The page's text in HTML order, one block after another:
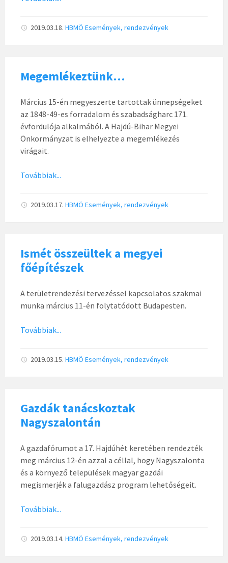
2019.03.18. HBMÖ Események, rendezvények
Megemlékeztünk…
Március 15-én megyeszerte tartottak ünnepségeket
az 1848-49-es forradalom és szabadságharc 171.
évfordulója alkalmából. A Hajdú-Bihar Megyei
Önkormányzat is elhelyezte a megemlékezés
virágait.
Továbbiak...
2019.03.17. HBMÖ Események, rendezvények
Ismét összeültek a megyei
főépítészek
A területrendezési tervezéssel kapcsolatos szakmai
munka március 11-én folytatódott Budapesten.
Továbbiak...
2019.03.15. HBMÖ Események, rendezvények
Gazdák tanácskoztak
Nagyszalontán
A gazdafórumot a 17. Hajdúhét keretében rendezték
meg március 12-én azzal a céllal, hogy Nagyszalonta
és a környező települések magyar gazdái
megismerjék a falugazdász program lehetőségeit.
Továbbiak...
2019.03.14. HBMÖ Események, rendezvények